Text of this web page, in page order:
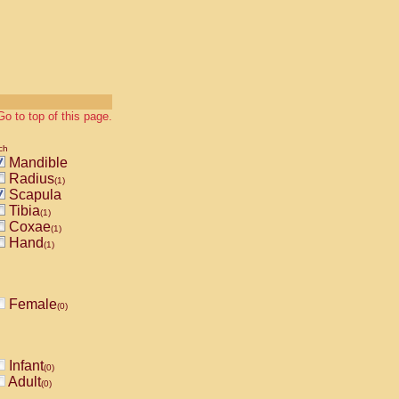
to top of this page.
Mandible
Radius(1)
Scapula
Tibia(1)
Coxae(1)
Hand(1)
Female(0)
Infant(0)
Adult(0)